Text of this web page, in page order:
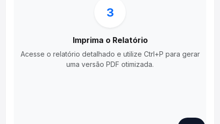
3
Imprima o Relatório
Acesse o relatório detalhado e utilize Ctrl+P para gerar
uma versão PDF otimizada.